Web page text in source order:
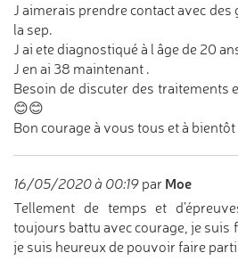
J aimerais prendre contact avec
la sep.
J ai ete diagnostiqué à l âge de 20
J en ai 38 maintenant .
Besoin de discuter des traitements
😊😊
Bon courage à vous tous et à bientôt
16/05/2020 à 00:19 par Moe
Tellement de temps et
toujours battu avec courage, je suis
je suis heureux de pouvoir faire